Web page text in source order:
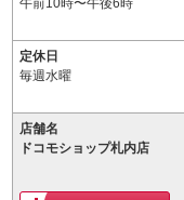
午前10時〜午後6時
定休日
毎週水曜
店舗名
ドコモショップ札内店